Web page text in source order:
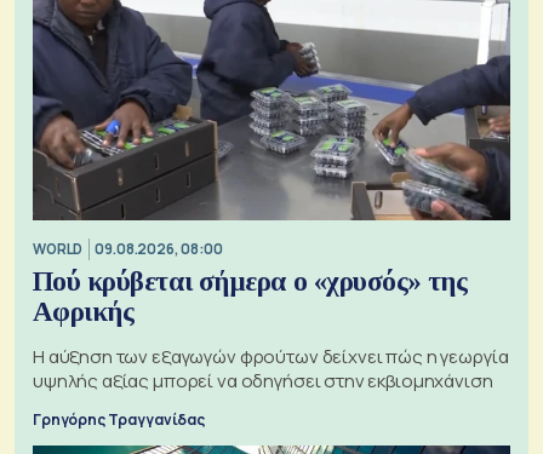
WORLD 09.08.2026, 08:00
Πού κρύβεται σήμερα ο «χρυσός» της
Αφρικής
Η αύξηση των εξαγωγών φρούτων δείχνει πώς η γεωργία
υψηλής αξίας μπορεί να οδηγήσει στην εκβιομηχάνιση
Γρηγόρης Τραγγανίδας